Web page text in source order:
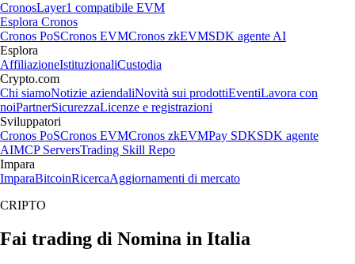
CronosLayer1 compatibile EVM
Esplora Cronos
Cronos PoSCronos EVMCronos zkEVMSDK agente AI
Esplora
AffiliazioneIstituzionaliCustodia
Crypto.com
Chi siamoNotizie aziendaliNovità sui prodottiEventiLavora con
noiPartnerSicurezzaLicenze e registrazioni
Sviluppatori
Cronos PoSCronos EVMCronos zkEVMPay SDKSDK agente
AIMCP ServersTrading Skill Repo
Impara
ImparaBitcoinRicercaAggiornamenti di mercato
CRIPTO
Fai trading di Nomina in Italia